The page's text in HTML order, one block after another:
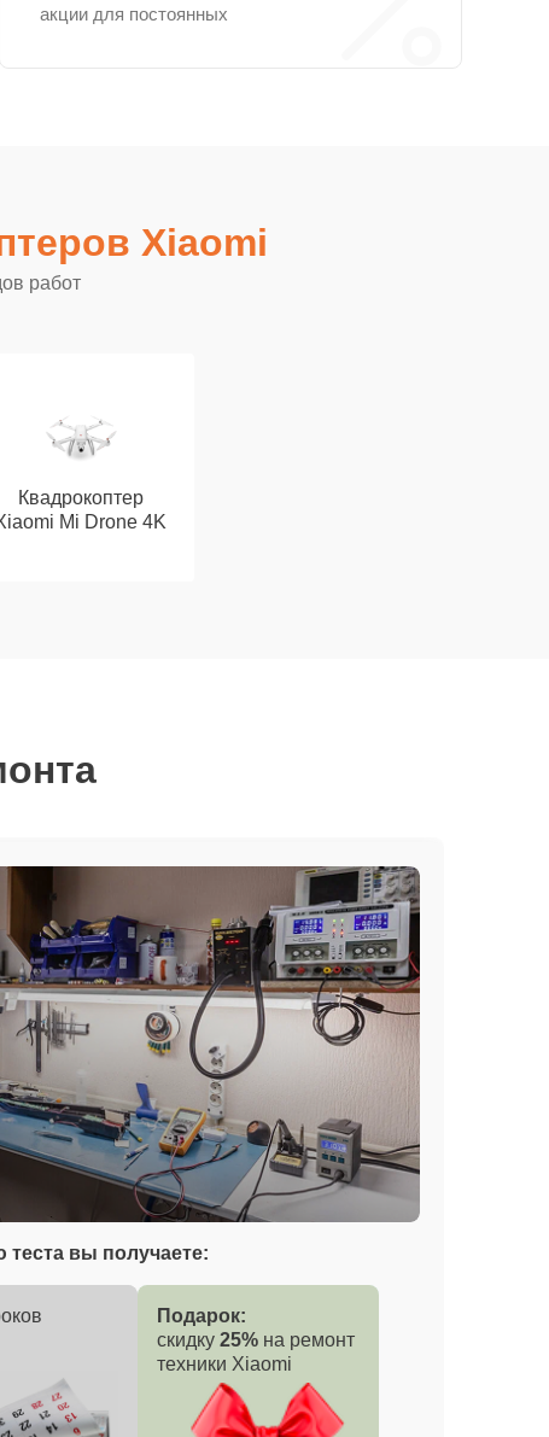
акции для постоянных
Xiaomi
работ
Квадрокоптер
Mi Drone 4K
теста вы получаете:
Подарок:
скидку 25% на ремонт
техники Xiaomi